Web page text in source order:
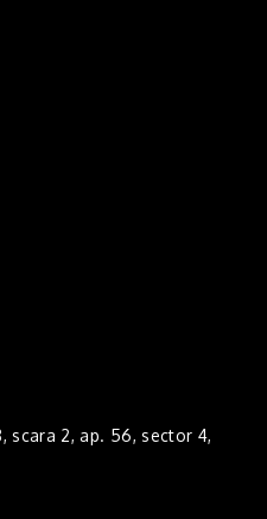
scara 2, ap. 56, sector 4,